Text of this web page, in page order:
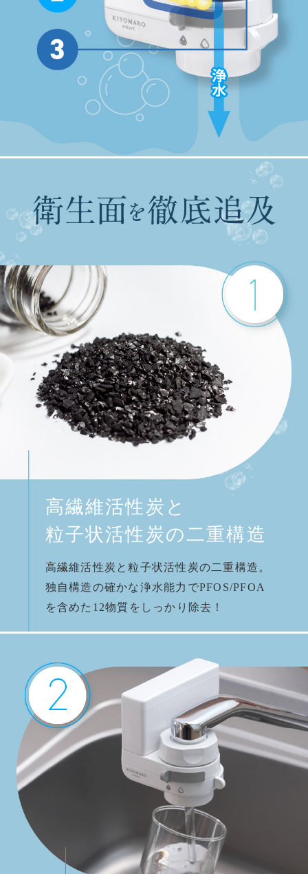
高繊維活性炭と
粒子状活性炭の二重構造
高繊維活性炭と粒子状活性炭の二重構造。
独自構造の確かな浄水能力でPFOS/PFOA
を含めた12物質をしっかり除去！